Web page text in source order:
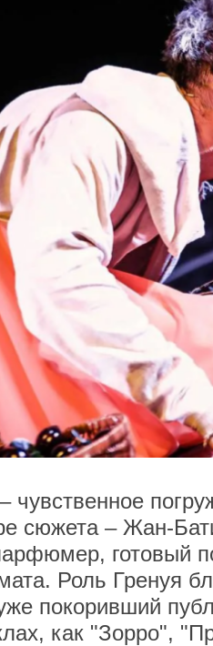
чувственное
сюжета – Жан-
готовый
Роль Гренуя
покоривший
как "Зорро",